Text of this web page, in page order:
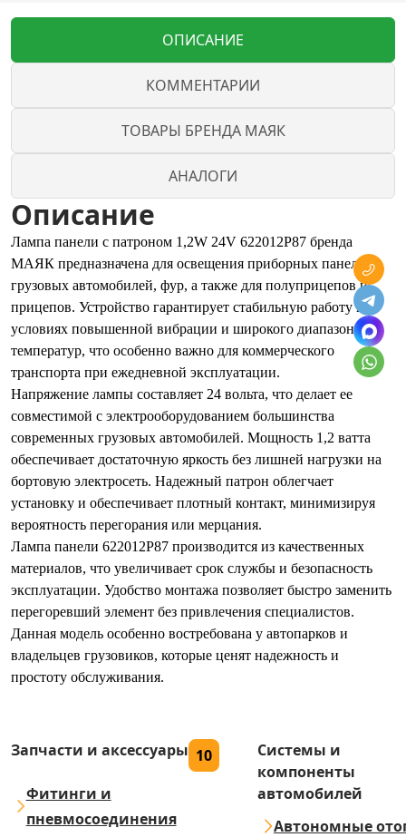
ОПИСАНИЕ
КОММЕНТАРИИ
ТОВАРЫ БРЕНДА МАЯК
АНАЛОГИ
Описание
Лампа панели с патроном 1,2W 24V 622012P87 бренда
МАЯК предназначена для освещения приборных панелей
грузовых автомобилей, фур, а также для полуприцепов и
прицепов. Устройство гарантирует стабильную работу в
условиях повышенной вибрации и широкого диапазона
температур, что особенно важно для коммерческого
транспорта при ежедневной эксплуатации.
Напряжение лампы составляет 24 вольта, что делает ее
совместимой с электрооборудованием большинства
современных грузовых автомобилей. Мощность 1,2 ватта
обеспечивает достаточную яркость без лишней нагрузки на
бортовую электросеть. Надежный патрон облегчает
установку и обеспечивает плотный контакт, минимизируя
вероятность перегорания или мерцания.
Лампа панели 622012P87 производится из качественных
материалов, что увеличивает срок службы и безопасность
эксплуатации. Удобство монтажа позволяет быстро заменить
перегоревший элемент без привлечения специалистов.
Данная модель особенно востребована у автопарков и
владельцев грузовиков, которые ценят надежность и
простоту обслуживания.
Запчасти и аксессуары 10
Фитинги и
пневмосоединения
Системы и
компоненты
автомобилей
Автономные